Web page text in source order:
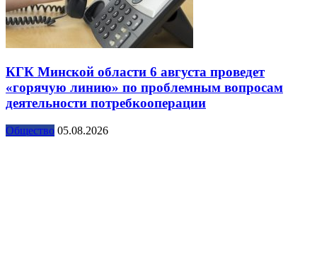
КГК Минской области 6 августа проведет
«горячую линию» по проблемным вопросам
деятельности потребкооперации
Общество 05.08.2026